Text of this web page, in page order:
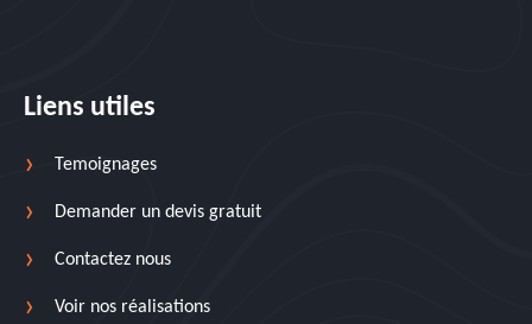
Liens utiles
Temoignages
Demander un devis gratuit
Contactez nous
Voir nos réalisations